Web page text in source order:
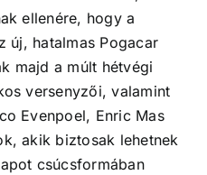
ellenére, hogy a
új, hatalmas Pogacar
majd a múlt hétvégi
versenyzői, valamint
Evenpoel, Enric Mas
akik biztosak lehetnek
csúcsformában